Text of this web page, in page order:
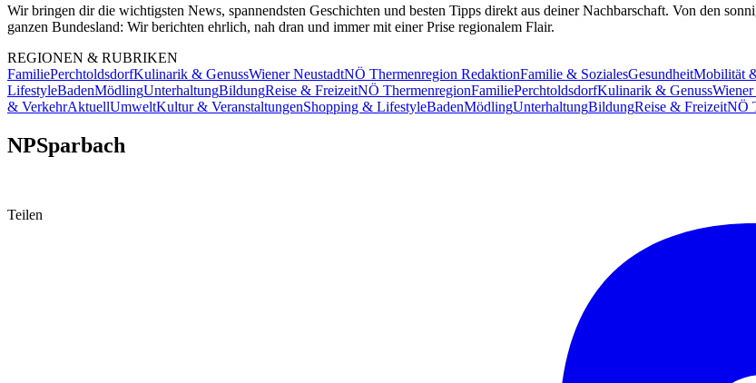
Wir bringen dir die wichtigsten News, spannendsten Geschichten und besten Tipps direkt aus deiner Nachbarschaft. Von den
ganzen Bundesland: Wir berichten ehrlich, nah dran und immer mit einer Prise regionalem Flair.
REGIONEN & RUBRIKEN
FamiliePerchtoldsdorfKulinarik & GenussWiener NeustadtNÖ Thermenregion RedaktionFamilie & SozialesGesundheitMobilität
LifestyleBadenMödlingUnterhaltungBildungReise & FreizeitNÖ ThermenregionFamiliePerchtoldsdorfKulinarik & Genuss
& VerkehrAktuellUmweltKultur & VeranstaltungenShopping & LifestyleBadenMödlingUnterhaltungBildungReise & FreizeitNÖ
NPSparbach
Teilen